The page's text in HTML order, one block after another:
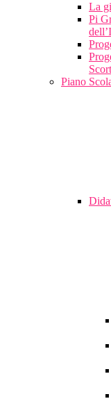
La
Pi
Piano